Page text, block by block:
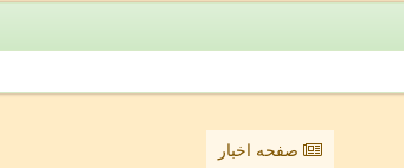
صفحه اخبار